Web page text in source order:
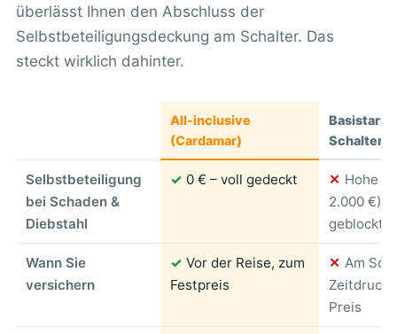
überlässt Ihnen den Abschluss der
Selbstbeteiligungsdeckung am Schalter. Das
steckt wirklich dahinter.
All-inclusive
(Cardamar)
Basistarif
Selbstbeteiligung
bei Schaden &
Diebstahl
✓ 0 € – voll gedeckt ✕ Hohe
2.000 €),
geblockt
Wann Sie
versichern
✓ Vor der Reise, zum
Festpreis
✕ Am
Preis